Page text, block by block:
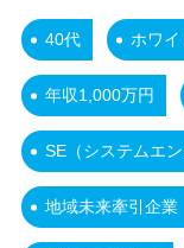
40代 ホワ
年収1,000万円
SE（システムエン
地域未来牽引企業